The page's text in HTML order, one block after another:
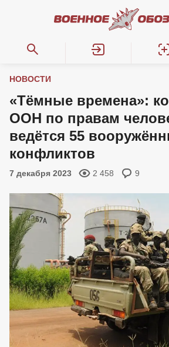
НОВОСТИ
«Тёмные времена»:
ООН по правам
ведётся 55
конфликтов
7 декабря 2023 2 458 9